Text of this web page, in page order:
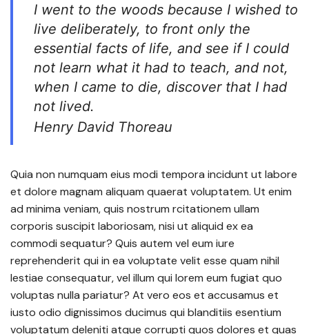
I went to the woods because I wished to
live deliberately, to front only the
essential facts of life, and see if I could
not learn what it had to teach, and not,
when I came to die, discover that I had
not lived.
Henry David Thoreau
Quia non numquam eius modi tempora incidunt ut labore
et dolore magnam aliquam quaerat voluptatem. Ut enim
ad minima veniam, quis nostrum rcitationem ullam
corporis suscipit laboriosam, nisi ut aliquid ex ea
commodi sequatur? Quis autem vel eum iure
reprehenderit qui in ea voluptate velit esse quam nihil
lestiae consequatur, vel illum qui lorem eum fugiat quo
voluptas nulla pariatur? At vero eos et accusamus et
iusto odio dignissimos ducimus qui blanditiis esentium
voluptatum deleniti atque corrupti quos dolores et quas